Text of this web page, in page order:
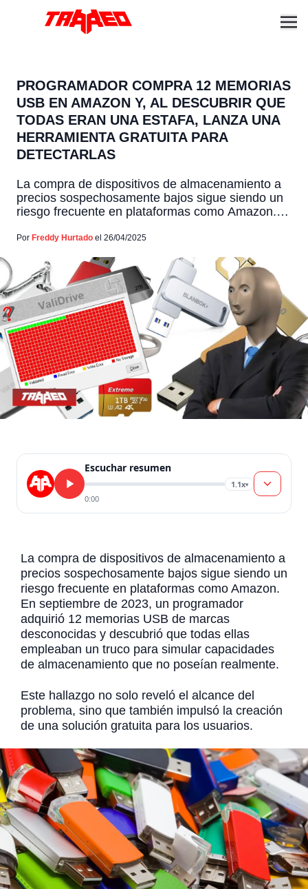
PROGRAMADOR COMPRA 12 MEMORIAS
USB EN AMAZON Y, AL DESCUBRIR QUE
TODAS ERAN UNA ESTAFA, LANZA UNA
HERRAMIENTA GRATUITA PARA
DETECTARLAS
La compra de dispositivos de almacenamiento a
precios sospechosamente bajos sigue siendo un
riesgo frecuente en plataformas como Amazon.
12 memorias USB de marcas desconocidas y
para simular capacidades de almacenamiento
que no poseían realmente. Este hallazgo no solo
reveló el […]
Por Freddy Hurtado el 26/04/2025
Escuchar resumen
1.1x▾
0:00
La compra de dispositivos de almacenamiento a
precios sospechosamente bajos sigue siendo un
riesgo frecuente en plataformas como Amazon.
En septiembre de 2023, un programador
adquirió 12 memorias USB de marcas
desconocidas y descubrió que todas ellas
empleaban un truco para simular capacidades
de almacenamiento que no poseían realmente.
Este hallazgo no solo reveló el alcance del
problema, sino que también impulsó la creación
de una solución gratuita para los usuarios.